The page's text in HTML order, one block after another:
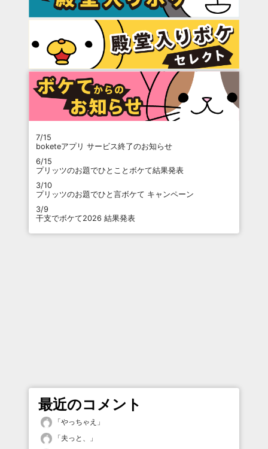
7/15
boketeアプリ サービス終了のお知らせ
6/15
プリッツのお題でひとことボケて結果発表
3/10
プリッツのお題でひと言ボケて キャンペーン
3/9
干支でボケて2026 結果発表
最近のコメント
「やっちゃえ 」
「夫っと、
」